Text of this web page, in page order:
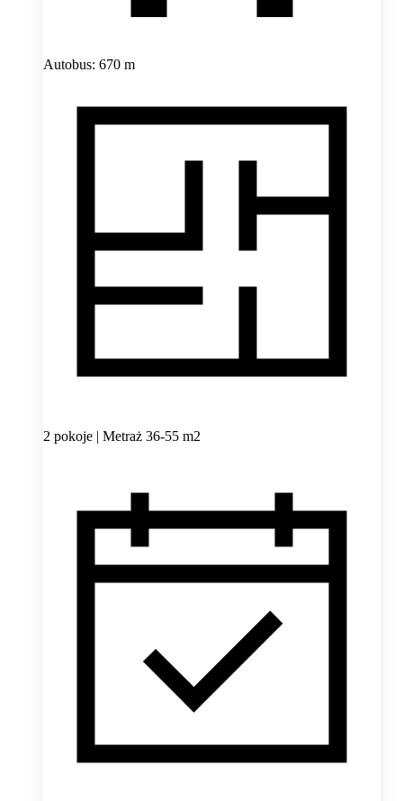
Autobus: 670 m
2 pokoje | Metraż 36-55 m2